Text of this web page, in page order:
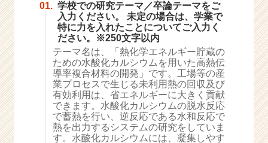
ト
が
届
く
就
活
サ
イ
ト
チ
ア
01. 学校での研究テーマ／卒論テーマをご
入力ください。 未定の場合は、学業で
特に力を入れたことについてご入力く
ださい。※250文字以内
テーマ名は、「熱化学エネルギー貯蔵の
ための水酸化カルシウムを用いた高熱伝
導率複合材料の開発」です。工場等の産
業プロセスで生じる未利用熱の回収及び
有効利用は、省エネルギーに大きく貢献
できます。水酸化カルシウムの脱水反応
で蓄熱を行い、逆反応である水和反応で
熱を出力するシステムの研究をしていま
す。水酸化カルシウムには、凝集しやす